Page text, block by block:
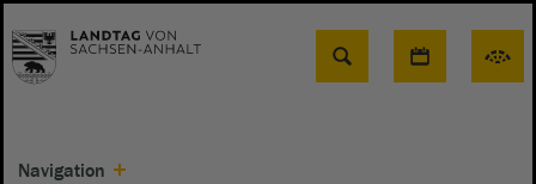
Suche
Navigation